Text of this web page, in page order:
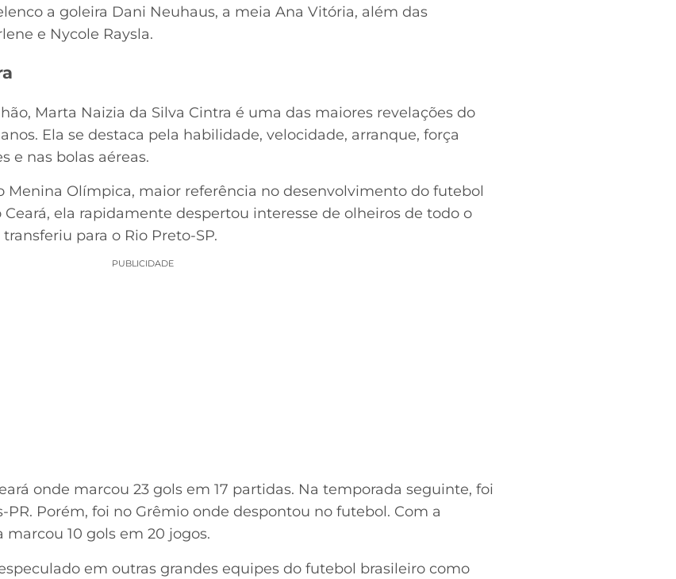
a goleira Dani Neuhaus, a meia Ana Vitória, além das
e Nycole Raysla.
Marta Naizia da Silva Cintra é uma das maiores revelações do
Ela se destaca pela habilidade, velocidade, arranque, força
e nas bolas aéreas.
Menina Olímpica, maior referência no desenvolvimento do futebol
ela rapidamente despertou interesse de olheiros de todo o
para o Rio Preto-SP.
PUBLICIDADE
onde marcou 23 gols em 17 partidas. Na temporada seguinte, foi
PR. Porém, foi no Grêmio onde despontou no futebol. Com a
10 gols em 20 jogos.
em outras grandes equipes do futebol brasileiro como